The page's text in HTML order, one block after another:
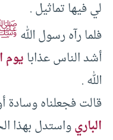
لي فيها تماثيل .‏
فلما رآه رسول الله
أشد الناس عذابايوم
الله .‏
قالت فجعلناه وسادة
الباريواستدل بهذا